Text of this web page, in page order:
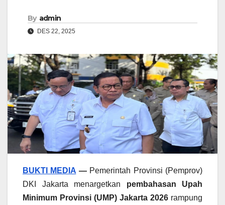
By admin
DES 22, 2025
BUKTI MEDIA — Pemerintah Provinsi (Pemprov)
DKI Jakarta menargetkan pembahasan Upah
Minimum Provinsi (UMP) Jakarta 2026 rampung